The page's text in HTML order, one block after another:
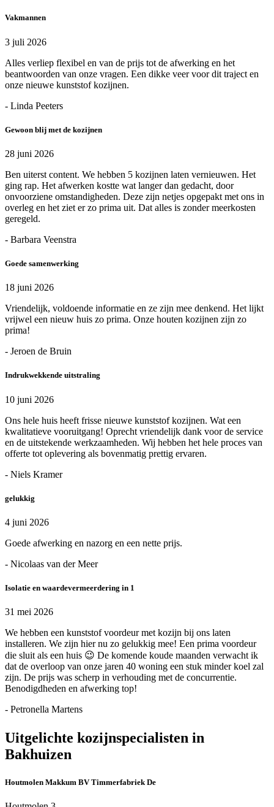
Vakmannen
3 juli 2026
Alles verliep flexibel en van de prijs tot de afwerking en het
beantwoorden van onze vragen. Een dikke veer voor dit traject en
onze nieuwe kunststof kozijnen.
- Linda Peeters
Gewoon blij met de kozijnen
28 juni 2026
Ben uiterst content. We hebben 5 kozijnen laten vernieuwen. Het
ging rap. Het afwerken kostte wat langer dan gedacht, door
onvoorziene omstandigheden. Deze zijn netjes opgepakt met ons in
overleg en het ziet er zo prima uit. Dat alles is zonder meerkosten
geregeld.
- Barbara Veenstra
Goede samenwerking
18 juni 2026
Vriendelijk, voldoende informatie en ze zijn mee denkend. Het lijkt
vrijwel een nieuw huis zo prima. Onze houten kozijnen zijn zo
prima!
- Jeroen de Bruin
Indrukwekkende uitstraling
10 juni 2026
Ons hele huis heeft frisse nieuwe kunststof kozijnen. Wat een
kwalitatieve vooruitgang! Oprecht vriendelijk dank voor de service
en de uitstekende werkzaamheden. Wij hebben het hele proces van
offerte tot oplevering als bovenmatig prettig ervaren.
- Niels Kramer
gelukkig
4 juni 2026
Goede afwerking en nazorg en een nette prijs.
- Nicolaas van der Meer
Isolatie en waardevermeerdering in 1
31 mei 2026
We hebben een kunststof voordeur met kozijn bij ons laten
installeren. We zijn hier nu zo gelukkig mee! Een prima voordeur
die sluit als een huis 😉 De komende koude maanden verwacht ik
dat de overloop van onze jaren 40 woning een stuk minder koel zal
zijn. De prijs was scherp in verhouding met de concurrentie.
Benodigdheden en afwerking top!
- Petronella Martens
Uitgelichte kozijnspecialisten in
Bakhuizen
Houtmolen Makkum BV Timmerfabriek De